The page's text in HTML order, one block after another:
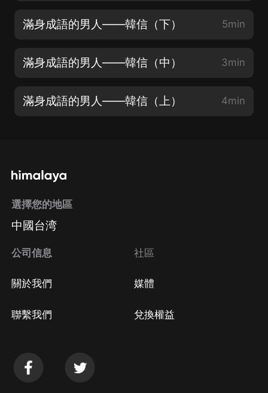
滿身成語的男人——韓信（下） 5min
滿身成語的男人——韓信（中） 3min
滿身成語的男人——韓信（上） 4min
選擇您的地區
中國台湾
公司信息
關於我們
聯繫我們
社區
媒體
兌換權益